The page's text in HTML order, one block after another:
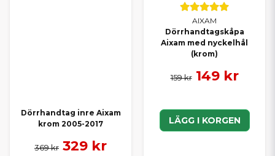
Dörrhandtag inre Aixam
krom 2005-2017
369 kr 329 kr
AIXAM
Dörrhandtagskåpa
Aixam med nyckelhål
(krom)
159 kr 149 kr
LÄGG I KORGEN